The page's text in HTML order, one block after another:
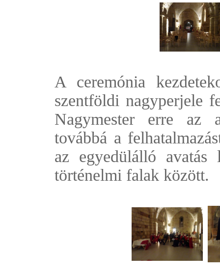
A ceremónia
szentföldi nagyperjele
Nagymester erre az
továbbá a
az egyedülálló avatás
történelmi falak között.